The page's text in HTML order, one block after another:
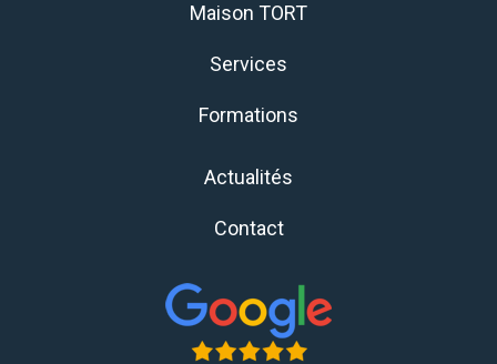
Maison TORT
Services
Formations
Actualités
Contact